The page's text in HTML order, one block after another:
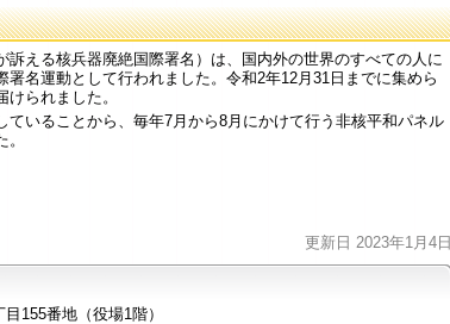
える核兵器廃絶国際署名）は、国内外の世界のすべての人に
名運動として行われました。令和2年12月31日までに集めら
られました。
いることから、毎年7月から8月にかけて行う非核平和パネル
更新日 2023年1月4日
155番地（役場1階）